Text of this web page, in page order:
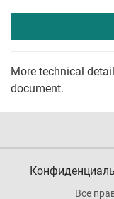
More technical
document.
Все